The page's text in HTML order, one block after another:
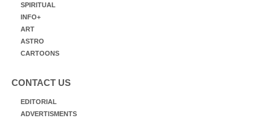
SPIRITUAL
INFO+
ART
ASTRO
CARTOONS
CONTACT US
EDITORIAL
ADVERTISMENTS